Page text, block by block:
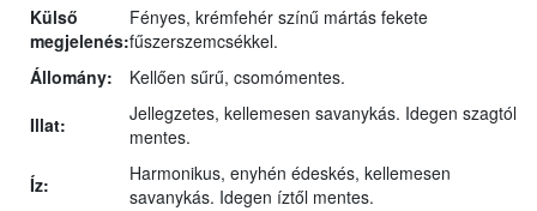
Külső
megjelenés:
Fényes, krémfehér színű mártás fekete
fűszerszemcsékkel.
Állomány:
Kellően sűrű, csomómentes.
Illat:
Jellegzetes, kellemesen savanykás. Idegen szagtól
mentes.
Íz:
Harmonikus, enyhén édeskés, kellemesen
savanykás. Idegen íztől mentes.